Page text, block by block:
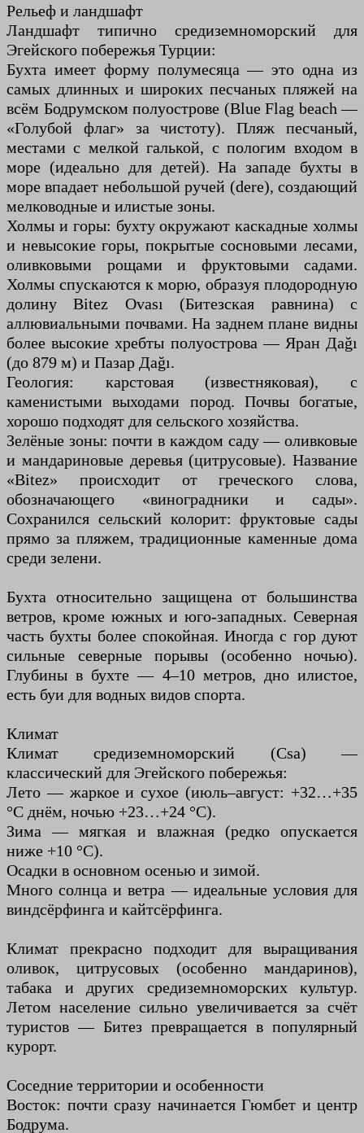
Рельеф и ландшафт
Ландшафт типично средиземноморский для
Эгейского побережья Турции:
Бухта имеет форму полумесяца — это одна из
самых длинных и широких песчаных пляжей на
всём Бодрумском полуострове (Blue Flag beach —
«Голубой флаг» за чистоту). Пляж песчаный,
местами с мелкой галькой, с пологим входом в
море (идеально для детей). На западе бухты в
море впадает небольшой ручей (dere), создающий
мелководные и илистые зоны.
Холмы и горы: бухту окружают каскадные холмы
и невысокие горы, покрытые сосновыми лесами,
оливковыми рощами и фруктовыми садами.
Холмы спускаются к морю, образуя плодородную
долину Bitez Ovası (Битезская равнина) с
аллювиальными почвами. На заднем плане видны
более высокие хребты полуострова — Яран Даğı
(до 879 м) и Пазар Даğı.
Геология: карстовая (известняковая), с
каменистыми выходами пород. Почвы богатые,
хорошо подходят для сельского хозяйства.
Зелёные зоны: почти в каждом саду — оливковые
и мандариновые деревья (цитрусовые). Название
«Bitez» происходит от греческого слова,
обозначающего «виноградники и сады».
Сохранился сельский колорит: фруктовые сады
прямо за пляжем, традиционные каменные дома
среди зелени.
Бухта относительно защищена от большинства
ветров, кроме южных и юго-западных. Северная
часть бухты более спокойная. Иногда с гор дуют
сильные северные порывы (особенно ночью).
Глубины в бухте — 4–10 метров, дно илистое,
есть буи для водных видов спорта.
Климат
Климат средиземноморский (Csa) —
классический для Эгейского побережья:
Лето — жаркое и сухое (июль–август: +32…+35
°C днём, ночью +23…+24 °C).
Зима — мягкая и влажная (редко опускается
ниже +10 °C).
Осадки в основном осенью и зимой.
Много солнца и ветра — идеальные условия для
виндсёрфинга и кайтсёрфинга.
Климат прекрасно подходит для выращивания
оливок, цитрусовых (особенно мандаринов),
табака и других средиземноморских культур.
Летом население сильно увеличивается за счёт
туристов — Битез превращается в популярный
курорт.
Соседние территории и особенности
Восток: почти сразу начинается Гюмбет и центр
Бодрума.